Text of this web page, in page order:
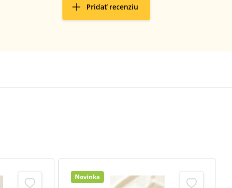
Pridať recenziu
Novinka